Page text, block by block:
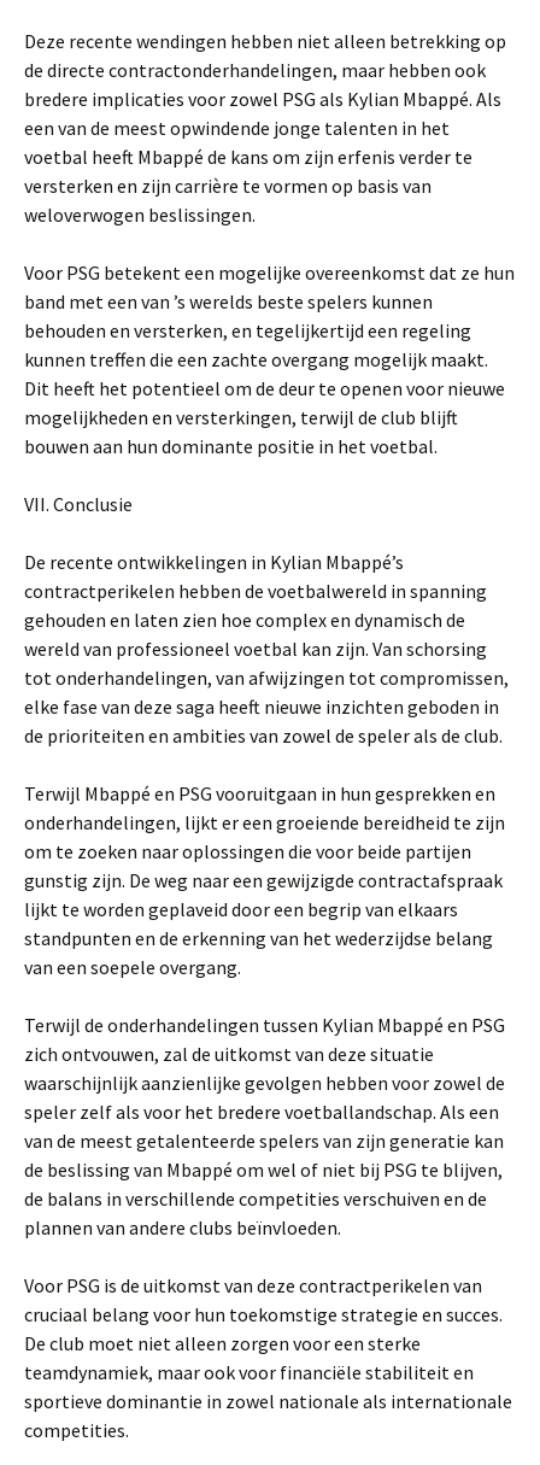
Deze recente wendingen hebben niet alleen betrekking op
de directe contractonderhandelingen, maar hebben ook
bredere implicaties voor zowel PSG als Kylian Mbappé. Als
een van de meest opwindende jonge talenten in het
voetbal heeft Mbappé de kans om zijn erfenis verder te
versterken en zijn carrière te vormen op basis van
weloverwogen beslissingen.
Voor PSG betekent een mogelijke overeenkomst dat ze hun
band met een van ’s werelds beste spelers kunnen
behouden en versterken, en tegelijkertijd een regeling
kunnen treffen die een zachte overgang mogelijk maakt.
Dit heeft het potentieel om de deur te openen voor nieuwe
mogelijkheden en versterkingen, terwijl de club blijft
bouwen aan hun dominante positie in het voetbal.
VII. Conclusie
De recente ontwikkelingen in Kylian Mbappé’s
contractperikelen hebben de voetbalwereld in spanning
gehouden en laten zien hoe complex en dynamisch de
wereld van professioneel voetbal kan zijn. Van schorsing
tot onderhandelingen, van afwijzingen tot compromissen,
elke fase van deze saga heeft nieuwe inzichten geboden in
de prioriteiten en ambities van zowel de speler als de club.
Terwijl Mbappé en PSG vooruitgaan in hun gesprekken en
onderhandelingen, lijkt er een groeiende bereidheid te zijn
om te zoeken naar oplossingen die voor beide partijen
gunstig zijn. De weg naar een gewijzigde contractafspraak
lijkt te worden geplaveid door een begrip van elkaars
standpunten en de erkenning van het wederzijdse belang
van een soepele overgang.
Terwijl de onderhandelingen tussen Kylian Mbappé en PSG
zich ontvouwen, zal de uitkomst van deze situatie
waarschijnlijk aanzienlijke gevolgen hebben voor zowel de
speler zelf als voor het bredere voetballandschap. Als een
van de meest getalenteerde spelers van zijn generatie kan
de beslissing van Mbappé om wel of niet bij PSG te blijven,
de balans in verschillende competities verschuiven en de
plannen van andere clubs beïnvloeden.
Voor PSG is de uitkomst van deze contractperikelen van
cruciaal belang voor hun toekomstige strategie en succes.
De club moet niet alleen zorgen voor een sterke
teamdynamiek, maar ook voor financiële stabiliteit en
sportieve dominantie in zowel nationale als internationale
competities.